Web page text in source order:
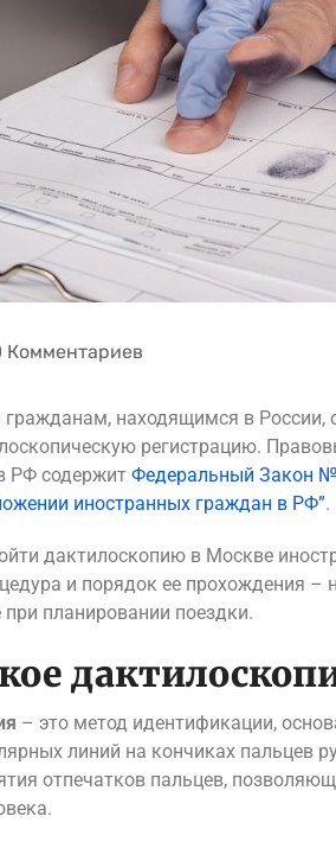
Комментариев
находящимся в России,
регистрацию.
РФ содержит Федеральный Закон №
иностранных граждан в РФ”.
дактилоскопию в Москве
и порядок ее прохождения –
планировании поездки.
– это метод идентификации,
линий на кончиках пальцев
отпечатков пальцев,